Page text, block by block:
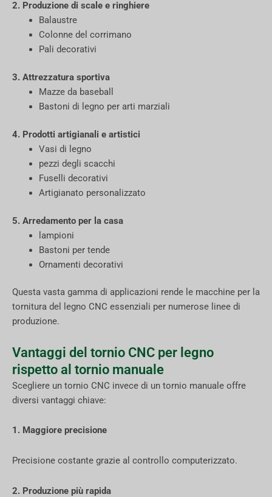
2. Produzione di scale e ringhiere
Balaustre
Colonne del corrimano
Pali decorativi
3. Attrezzatura sportiva
Mazze da baseball
Bastoni di legno per arti marziali
4. Prodotti artigianali e artistici
Vasi di legno
pezzi degli scacchi
Fuselli decorativi
Artigianato personalizzato
5. Arredamento per la casa
lampioni
Bastoni per tende
Ornamenti decorativi
Questa vasta gamma di applicazioni rende le macchine per la
tornitura del legno CNC essenziali per numerose linee di
produzione.
Vantaggi del tornio CNC per legno
rispetto al tornio manuale
Scegliere un tornio CNC invece di un tornio manuale offre
diversi vantaggi chiave:
1. Maggiore precisione
Precisione costante grazie al controllo computerizzato.
2. Produzione più rapida